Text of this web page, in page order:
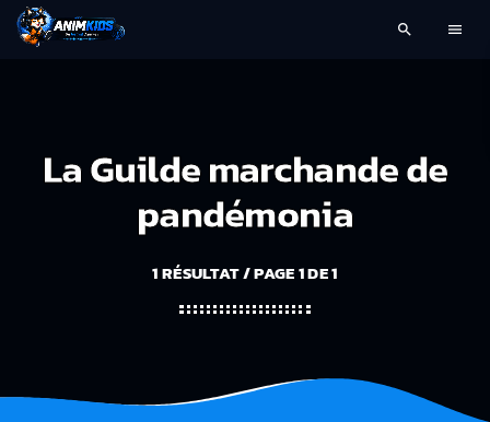
search menu
La Guilde marchande de
pandémonia
1 RÉSULTAT / PAGE 1 DE 1